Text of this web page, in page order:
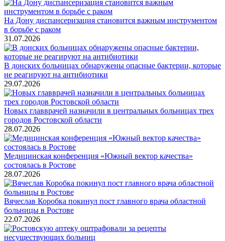
На Дону диспансеризация становится важным инструментом
в борьбе с раком
31.07.2026
В донских больницах обнаружены опасные бактерии, которые
не реагируют на антибиотики
29.07.2026
Новых главврачей назначили в центральных больницах трех
городов Ростовской области
28.07.2026
Медицинская конференция «Южный вектор качества»
состоялась в Ростове
28.07.2026
Вячеслав Коробка покинул пост главного врача областной
больницы в Ростове
22.07.2026